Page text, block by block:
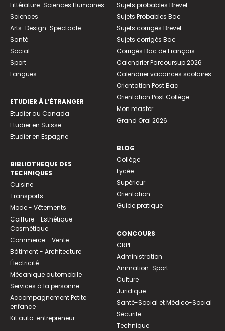
Littérature-Sciences Humaines
Sciences
Arts-Design-Spectacle
Santé
Social
Sport
Langues
ETUDIER À L’ÉTRANGER
Etudier au Canada
Etudier en Suisse
Etudier en Espagne
BIBLIOTHEQUE DES
TECHNIQUES
Cuisine
Transports
Mode - Vêtements
Coiffure - Esthétique -
Cosmétique
Commerce - Vente
Bâtiment - Architecture
Électricité
Mécanique automobile
Services à la personne
Accompagnement Petite
enfance
Kit auto-entrepreneur
Sujets probables Brevet
Sujets Probables Bac
Sujets corrigés Brevet
Sujets corrigés Bac
Corrigés Bac de Français
Calendrier Parcoursup 2026
Calendrier vacances scolaires
Orientation Post Bac
Orientation Post Collège
Mon master
Grand Oral 2026
BLOG
Collège
Lycée
Supérieur
Orientation
Guide pratique
CONCOURS
CRPE
Administration
Animation-Sport
Culture
Juridique
Santé-Social et Médico-Social
Sécurité
Technique